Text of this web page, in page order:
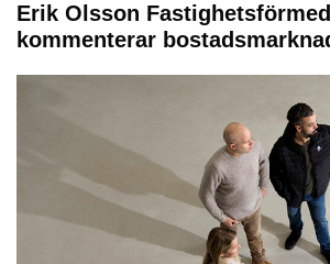
Erik Olsson
kommenterar